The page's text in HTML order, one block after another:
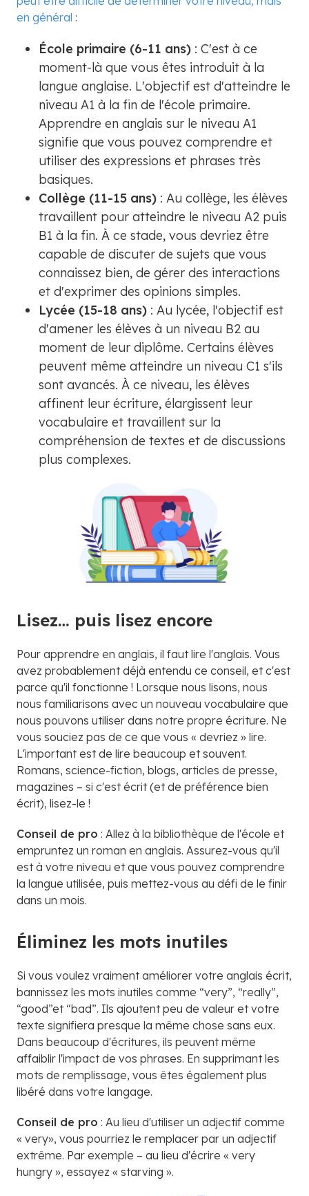
en général :
École primaire (6-11 ans) : C'est à ce
moment-là que vous êtes introduit à la
langue anglaise. L'objectif est d'atteindre le
niveau A1 à la fin de l'école primaire.
Apprendre en anglais sur le niveau A1
signifie que vous pouvez comprendre et
utiliser des expressions et phrases très
basiques.
Collège (11-15 ans) : Au collège, les élèves
travaillent pour atteindre le niveau A2 puis
B1 à la fin. À ce stade, vous devriez être
capable de discuter de sujets que vous
connaissez bien, de gérer des interactions
et d'exprimer des opinions simples.
Lycée (15-18 ans) : Au lycée, l'objectif est
d'amener les élèves à un niveau B2 au
moment de leur diplôme. Certains élèves
peuvent même atteindre un niveau C1 s'ils
sont avancés. À ce niveau, les élèves
affinent leur écriture, élargissent leur
vocabulaire et travaillent sur la
compréhension de textes et de discussions
plus complexes.
Lisez… puis lisez encore
Pour apprendre en anglais, il faut lire l'anglais. Vous
avez probablement déjà entendu ce conseil, et c'est
parce qu'il fonctionne ! Lorsque nous lisons, nous
nous familiarisons avec un nouveau vocabulaire que
nous pouvons utiliser dans notre propre écriture. Ne
vous souciez pas de ce que vous « devriez » lire.
L'important est de lire beaucoup et souvent.
Romans, science-fiction, blogs, articles de presse,
magazines – si c'est écrit (et de préférence bien
écrit), lisez-le !
Conseil de pro : Allez à la bibliothèque de l'école et
empruntez un roman en anglais. Assurez-vous qu'il
est à votre niveau et que vous pouvez comprendre
la langue utilisée, puis mettez-vous au défi de le finir
dans un mois.
Éliminez les mots inutiles
Si vous voulez vraiment améliorer votre anglais écrit,
bannissez les mots inutiles comme “very”, “really”,
“good”et “bad”. Ils ajoutent peu de valeur et votre
texte signifiera presque la même chose sans eux.
Dans beaucoup d'écritures, ils peuvent même
affaiblir l'impact de vos phrases. En supprimant les
mots de remplissage, vous êtes également plus
libéré dans votre langage.
Conseil de pro : Au lieu d'utiliser un adjectif comme
« very», vous pourriez le remplacer par un adjectif
extrême. Par exemple – au lieu d'écrire « very
hungry », essayez « starving ».